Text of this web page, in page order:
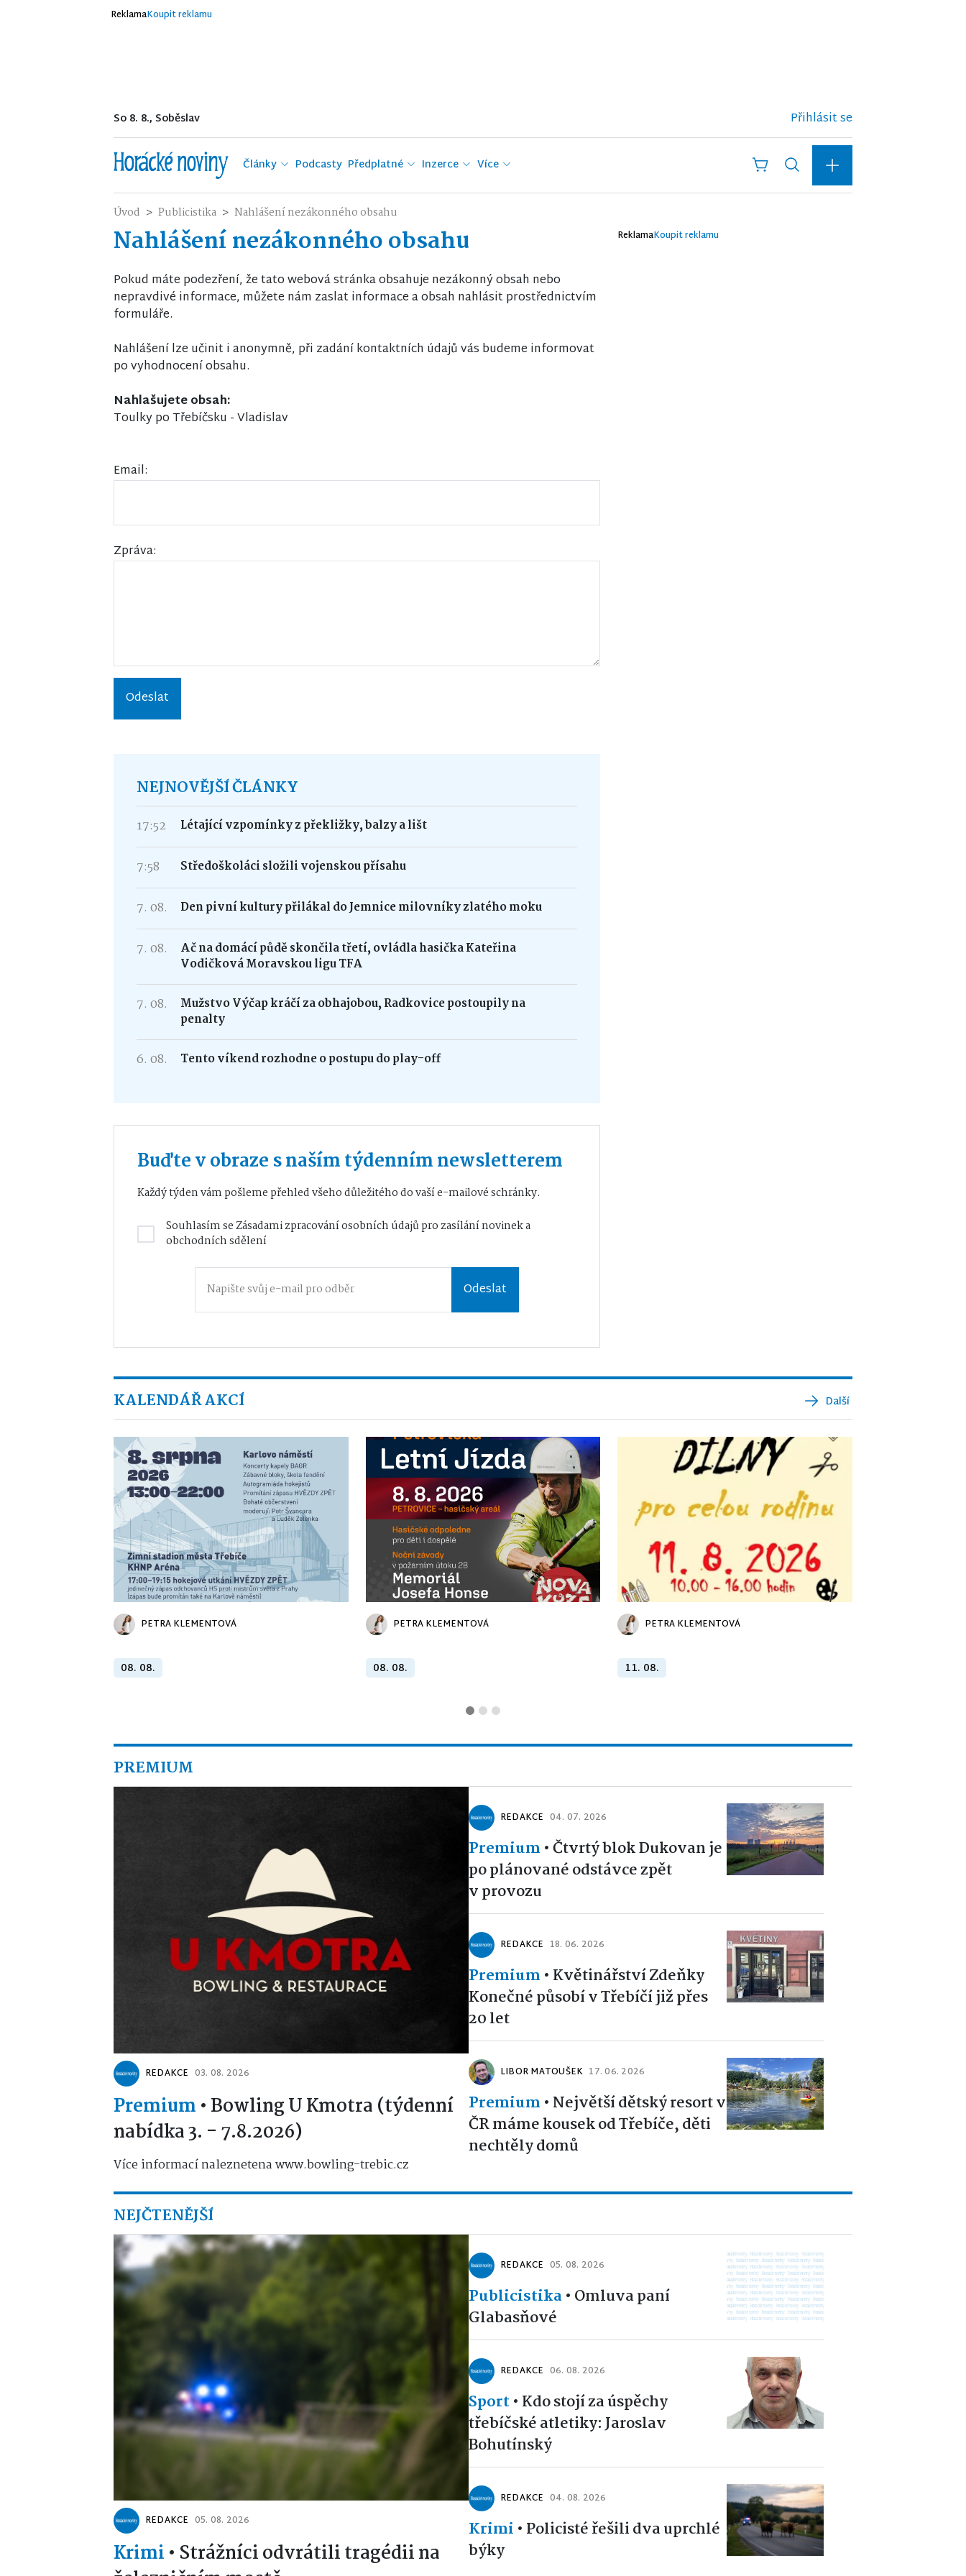
ReklamaKoupit reklamu
So 8. 8., Soběslav Přihlásit se
Články Podcasty Předplatné Inzerce Více
Úvod Publicistika Nahlášení nezákonného obsahu
Nahlášení nezákonného obsahu
Pokud máte podezření, že tato webová stránka obsahuje nezákonný obsah nebo
nepravdivé informace, můžete nám zaslat informace a obsah nahlásit prostřednictvím
formuláře.
Nahlášení lze učinit i anonymně, při zadání kontaktních údajů vás budeme informovat
po vyhodnocení obsahu.
Nahlašujete obsah:
Toulky po Třebíčsku - Vladislav
Email:
Zpráva:
Odeslat
NEJNOVĚJŠÍ ČLÁNKY
17:52 Létající vzpomínky z překližky, balzy a lišt
7:58 Středoškoláci složili vojenskou přísahu
7. 08. Den pivní kultury přilákal do Jemnice milovníky zlatého moku
7. 08.
Ač na domácí půdě skončila třetí, ovládla hasička Kateřina
Vodičková Moravskou ligu TFA
7. 08.
Mužstvo Výčap kráčí za obhajobou, Radkovice postoupily na
penalty
6. 08. Tento víkend rozhodne o postupu do play-off
Buďte v obraze s naším týdenním newsletterem
Každý týden vám pošleme přehled všeho důležitého do vaší e-mailové schránky.
Souhlasím seZásadami zpracování osobních údajůpro zasílání novinek a
obchodních sdělení
Odeslat
ReklamaKoupit reklamu
KALENDÁŘ AKCÍ Další
PETRA KLEMENTOVÁ
08. 08.
PETRA KLEMENTOVÁ
08. 08.
PETRA KLEMENTOVÁ
11. 08.
PREMIUM
REDAKCE 03. 08. 2026
Premium • Bowling U Kmotra (týdenní
nabídka 3. - 7.8.2026)
Více informací naleznetena www.bowling-trebic.cz
REDAKCE 04. 07. 2026
Premium •Čtvrtý blok Dukovan je
po plánované odstávce zpět
v provozu
REDAKCE 18. 06. 2026
Premium • Květinářství Zdeňky
Konečné působí v Třebíčí již přes
20 let
LIBOR MATOUŠEK 17. 06. 2026
Premium • Největší dětský resort v
ČR máme kousek od Třebíče, děti
nechtěly domů
NEJČTENĚJŠÍ
REDAKCE 05. 08. 2026
Krimi • Strážníci odvrátili tragédii na
REDAKCE 05. 08. 2026
Publicistika• Omluva paní
Glabasňové
REDAKCE 06. 08. 2026
Sport • Kdo stojí za úspěchy
třebíčské atletiky: Jaroslav
Bohutínský
REDAKCE 04. 08. 2026
Krimi • Policisté řešili dva uprchlé
býky